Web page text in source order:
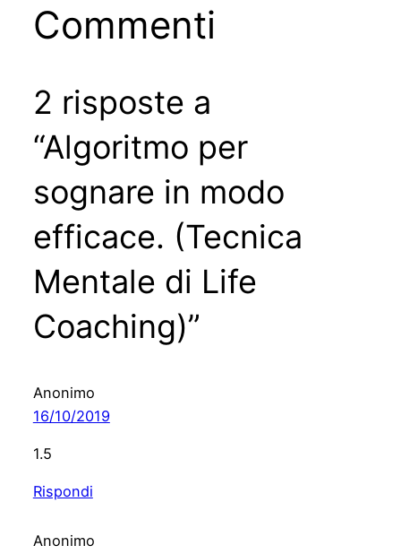
Commenti
2 risposte a
“Algoritmo per
sognare in modo
efficace. (Tecnica
Mentale di Life
Coaching)”
Anonimo
16/10/2019
1.5
Rispondi
Anonimo